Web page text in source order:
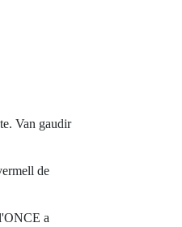
Van gaudir
de
a